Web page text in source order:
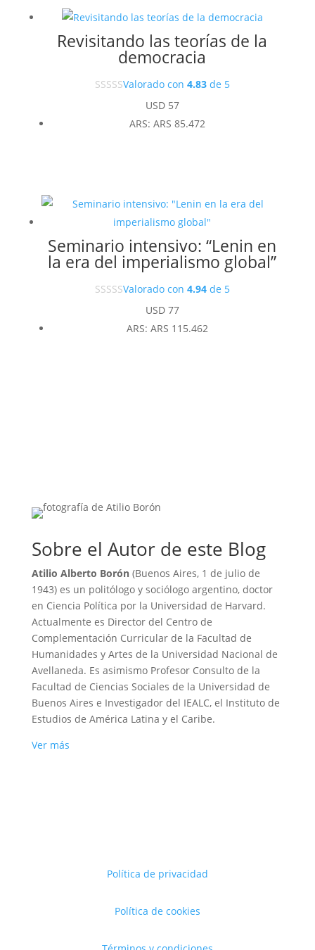
Revisitando las teorías de la
democracia
Valorado con 4.83de 5
USD57
ARS: ARS 85.472
Seminario intensivo: “Lenin en
la era del imperialismo global”
Valorado con 4.94de 5
USD77
ARS: ARS 115.462
Sobre el Autor de este Blog
Atilio Alberto Borón(Buenos Aires, 1 de julio de
1943) es un politólogo y sociólogo argentino, doctor
en Ciencia Política por la Universidad de Harvard.
Actualmente es Director del Centro de
Complementación Curricular de la Facultad de
Humanidades y Artes de la Universidad Nacional de
Avellaneda. Es asimismo Profesor Consulto de la
Facultad de Ciencias Sociales de la Universidad de
Buenos Aires e Investigador del IEALC, el Instituto de
Estudios de América Latina y el Caribe.
Ver más
Política de privacidad
Política de cookies